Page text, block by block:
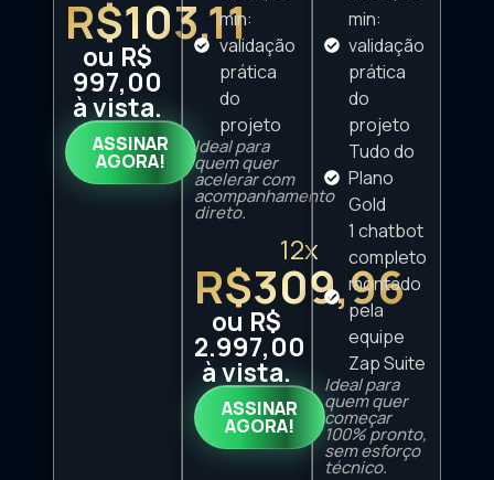
R$103,11
ou R$
997,00
à vista.
ASSINAR
AGORA!
min:
validação
prática
do
projeto
Ideal para
quem quer
acelerar com
acompanhamento
direto.
12x
R$309,96
ou R$
2.997,00
à vista.
ASSINAR
AGORA!
min:
validação
prática
do
projeto
Tudo do
Plano
Gold
1 chatbot
completo
montado
pela
equipe
Zap Suite
Ideal para
quem quer
começar
100% pronto,
sem esforço
técnico.